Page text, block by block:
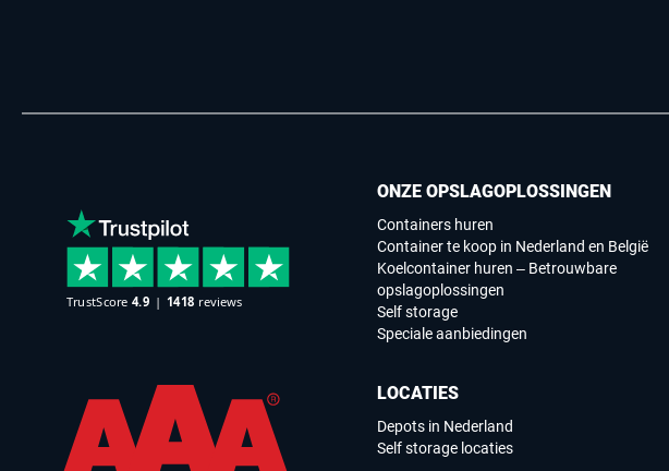
ONZE OPSLAGOPLOSSINGEN
Containers huren
Container te koop in Nederland en België
Koelcontainer huren – Betrouwbare
opslagoplossingen
Self storage
Speciale aanbiedingen
LOCATIES
Depots in Nederland
Self storage locaties